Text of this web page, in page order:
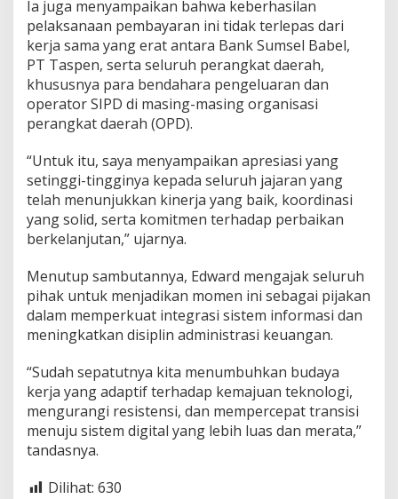
i
S
I
P
D
R
Ia juga menyampaikan bahwa keberhasilan
pelaksanaan pembayaran ini tidak terlepas dari
kerja sama yang erat antara Bank Sumsel Babel,
PT Taspen, serta seluruh perangkat daerah,
khususnya para bendahara pengeluaran dan
operator SIPD di masing-masing organisasi
perangkat daerah (OPD).
“Untuk itu, saya menyampaikan apresiasi yang
setinggi-tingginya kepada seluruh jajaran yang
telah menunjukkan kinerja yang baik, koordinasi
yang solid, serta komitmen terhadap perbaikan
berkelanjutan,” ujarnya.
Menutup sambutannya, Edward mengajak seluruh
pihak untuk menjadikan momen ini sebagai pijakan
dalam memperkuat integrasi sistem informasi dan
meningkatkan disiplin administrasi keuangan.
“Sudah sepatutnya kita menumbuhkan budaya
kerja yang adaptif terhadap kemajuan teknologi,
mengurangi resistensi, dan mempercepat transisi
menuju sistem digital yang lebih luas dan merata,”
tandasnya.
Dilihat: 630